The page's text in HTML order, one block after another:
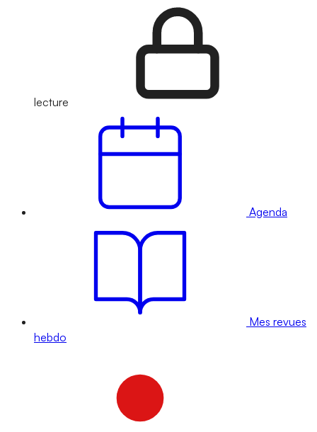
lecture
Agenda
Mes revues
hebdo